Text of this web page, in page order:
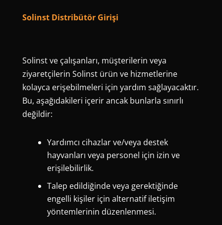
Solinst Distribütör Girişi
Solinst ve çalışanları, müşterilerin veya
ziyaretçilerin Solinst ürün ve hizmetlerine
kolayca erişebilmeleri için yardım sağlayacaktır.
Bu, aşağıdakileri içerir ancak bunlarla sınırlı
değildir:
Yardımcı cihazlar ve/veya destek
hayvanları veya personel için izin ve
erişilebilirlik.
Talep edildiğinde veya gerektiğinde
engelli kişiler için alternatif iletişim
yöntemlerinin düzenlenmesi.